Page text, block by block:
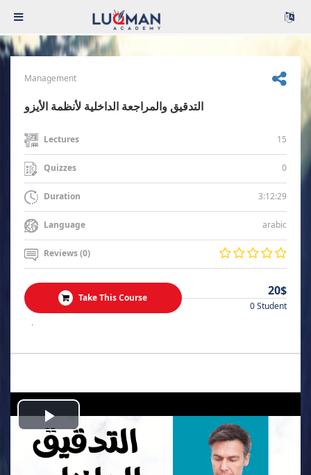
Management
التدقيق والمراجعة الداخلية لأنظمة الأيزو
Lectures 15
Quizzes 0
Duration 3:12:29
Language arabic
Reviews (0)
Take This Course 20$
0 Student
.
Play
Video